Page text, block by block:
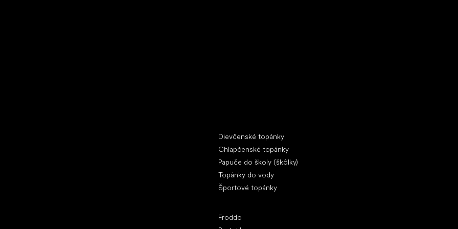
Dievčenské topánky
Chlapčenské topánky
Papuče do školy (škôlky)
Topánky do vody
Športové topánky
Froddo